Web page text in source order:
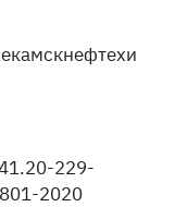
229-
2020